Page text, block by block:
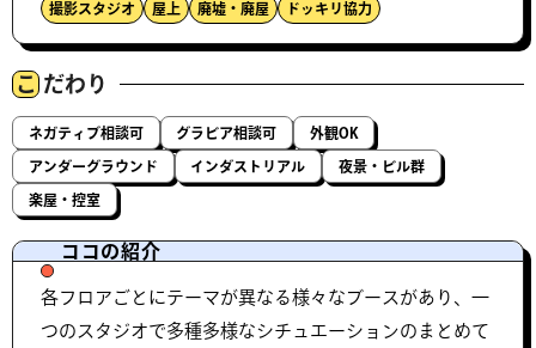
撮影スタジオ 屋上 廃墟・廃屋 ドッキリ協力
こ だわり
ネガティブ相談可 グラビア相談可 外観OK
アンダーグラウンド インダストリアル 夜景・ビル群
楽屋・控室
ココの紹介
各フロアごとにテーマが異なる様々なブースがあり、一
つのスタジオで多種多様なシチュエーションのまとめて